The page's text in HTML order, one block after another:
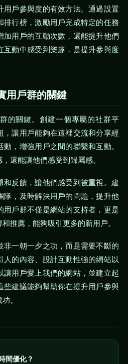
用戶參與度的有效方法。通過設置
排行榜，激勵用戶完成特定的任務
加用戶的互動次數，還能提升他們
互動中感受到樂趣，是提升參與度
用戶群的關鍵
的關鍵。創建一個專屬的社群平
，讓用戶能夠在這裡交流和分享經
，增強用戶之間的聯繫和互動。
還能讓他們感受到歸屬感。
和反饋，讓他們感受到被重視。建
隊，及時解決用戶的問題，提升他
用戶群不僅是網站的支持者，更是
推薦，能夠吸引更多的新用戶。
非一朝一夕之功，而是需要不斷的
的內容、設計互動性強的網站以
讓用戶愛上我們的網站，並建立起
些建議能夠幫助你在提升用戶參與
。
間優化？